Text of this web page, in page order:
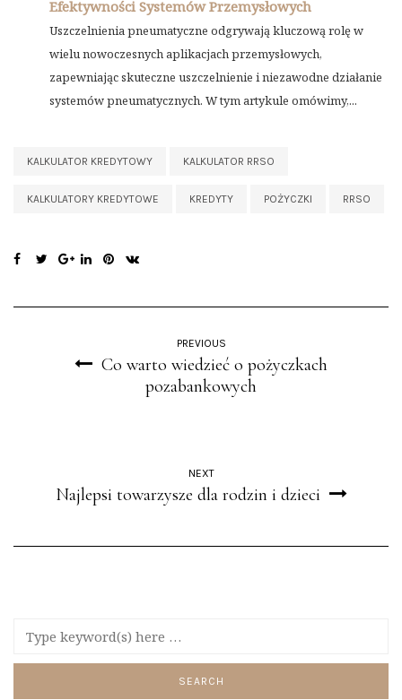
Efektywności Systemów Przemysłowych
Uszczelnienia pneumatyczne odgrywają kluczową rolę w
wielu nowoczesnych aplikacjach przemysłowych,
zapewniając skuteczne uszczelnienie i niezawodne działanie
systemów pneumatycznych. W tym artykule omówimy,...
KALKULATOR KREDYTOWY KALKULATOR RRSO
KALKULATORY KREDYTOWE KREDYTY POŻYCZKI RRSO
PREVIOUS
Co warto wiedzieć o pożyczkach
pozabankowych
NEXT
Najlepsi towarzysze dla rodzin i dzieci